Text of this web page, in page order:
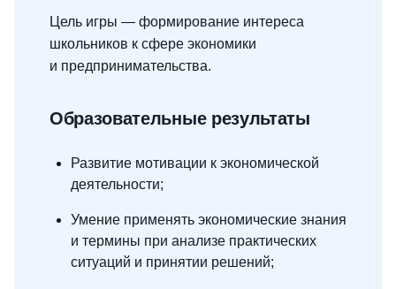
Цель игры — формирование интереса
школьников к сфере экономики
и предпринимательства.
Образовательные результаты
Развитие мотивации к экономической
деятельности;
Умение применять экономические знания
и термины при анализе практических
ситуаций и принятии решений;